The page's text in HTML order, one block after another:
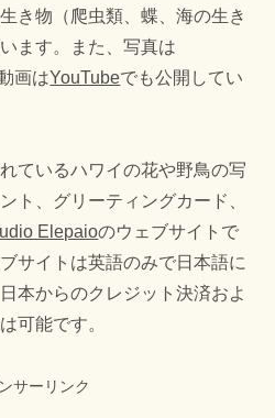
き物（爬虫類、蝶、海の生き
ます。また、写真は
画はYouTubeでも公開してい
ているハワイの花や野鳥の写
ト、グリーティングカード、
Elepaioのウェブサイトで
サイトは英語のみで日本語に
本からのクレジット決済およ
可能です。
サーリンク